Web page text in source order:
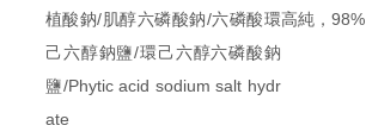
植酸鈉/肌醇六磷酸鈉/六磷酸環
己六醇鈉鹽/環己六醇六磷酸鈉
鹽/Phytic acid sodium salt hydr
ate
高純，98%